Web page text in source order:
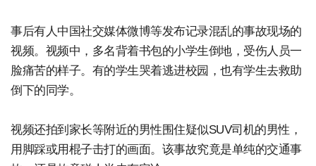
事后有人中国社交媒体微博等发布记录混乱的事故现场的
视频。视频中，多名背着书包的小学生倒地，受伤人员一
脸痛苦的样子。有的学生哭着逃进校园，也有学生去救助
倒下的同学。
视频还拍到家长等附近的男性围住疑似SUV司机的男性，
用脚踩或用棍子击打的画面。该事故究竟是单纯的交通事